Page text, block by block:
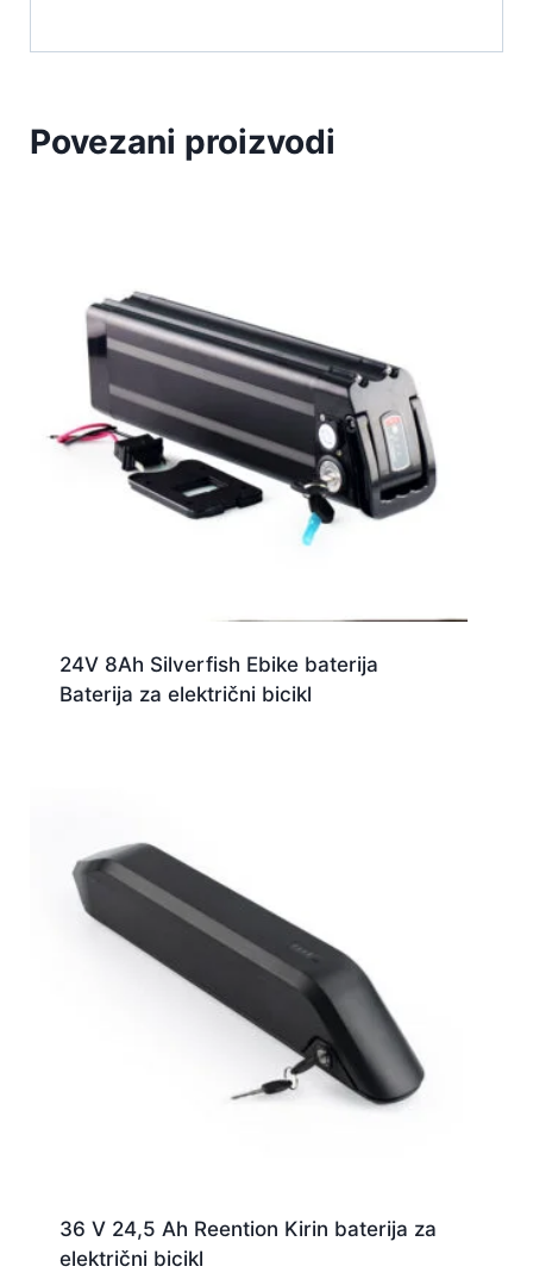
Povezani proizvodi
24V 8Ah Silverfish Ebike baterija
Baterija za električni bicikl
36 V 24,5 Ah Reention Kirin baterija za
električni bicikl